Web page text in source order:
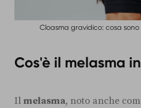
Cloasma gravidico: cosa
Cos'è il melasma
Il melasma, noto anche